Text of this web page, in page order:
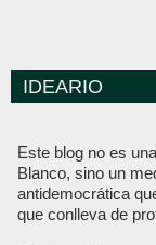
IDEARIO
Este blog no es
Blanco, sino un
antidemocrática
que conlleva de